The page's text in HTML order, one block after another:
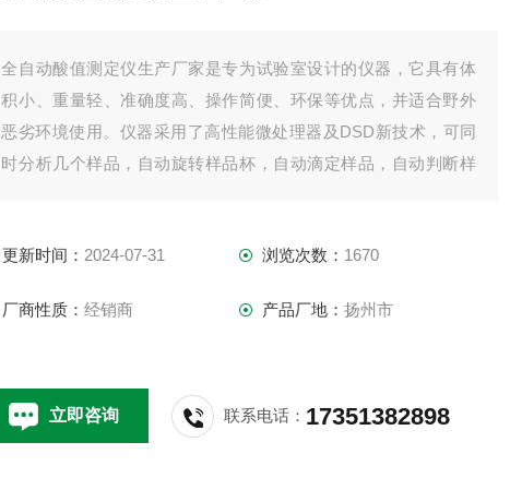
全自动酸值测定仪生产厂家是专为试验室设计的仪器，它具有体
积小、重量轻、准确度高、操作简便、环保等优点，并适合野外
恶劣环境使用。仪器采用了高性能微处理器及DSD新技术，可同
时分析几个样品，自动旋转样品杯，自动滴定样品，自动判断样
更新时间： 2024-07-31 浏览次数： 1670
厂商性质：经销商 产品厂地： 扬州市
立即咨询 联系电话： 17351382898